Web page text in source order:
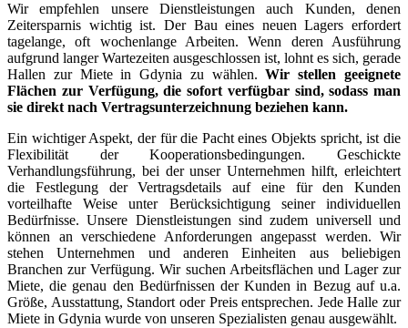
Wir empfehlen unsere Dienstleistungen auch Kunden, denen
Zeitersparnis wichtig ist. Der Bau eines neuen Lagers erfordert
tagelange, oft wochenlange Arbeiten. Wenn deren Ausführung
aufgrund langer Wartezeiten ausgeschlossen ist, lohnt es sich, gerade
Hallen zur Miete in Gdynia zu wählen.Wir stellen geeignete
Flächen zur Verfügung, die sofort verfügbar sind, sodass man
sie direkt nach Vertragsunterzeichnung beziehen kann.
Ein wichtiger Aspekt, der für die Pacht eines Objekts spricht, ist die
Flexibilität der Kooperationsbedingungen. Geschickte
Verhandlungsführung, bei der unser Unternehmen hilft, erleichtert
die Festlegung der Vertragsdetails auf eine für den Kunden
vorteilhafte Weise unter Berücksichtigung seiner individuellen
Bedürfnisse. Unsere Dienstleistungen sind zudem universell und
können an verschiedene Anforderungen angepasst werden. Wir
stehen Unternehmen und anderen Einheiten aus beliebigen
Branchen zur Verfügung. Wir suchen Arbeitsflächen und Lager zur
Miete, die genau den Bedürfnissen der Kunden in Bezug auf u.a.
Größe, Ausstattung, Standort oder Preis entsprechen. Jede Halle zur
Miete in Gdynia wurde von unseren Spezialisten genau ausgewählt.